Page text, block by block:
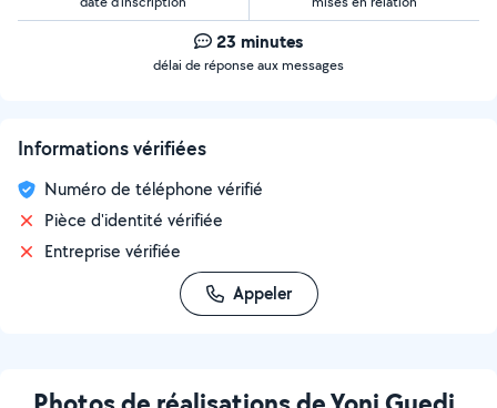
23 minutes
délai de réponse aux messages
Informations vérifiées
Numéro de téléphone vérifié
Pièce d'identité vérifiée
Entreprise vérifiée
Appeler